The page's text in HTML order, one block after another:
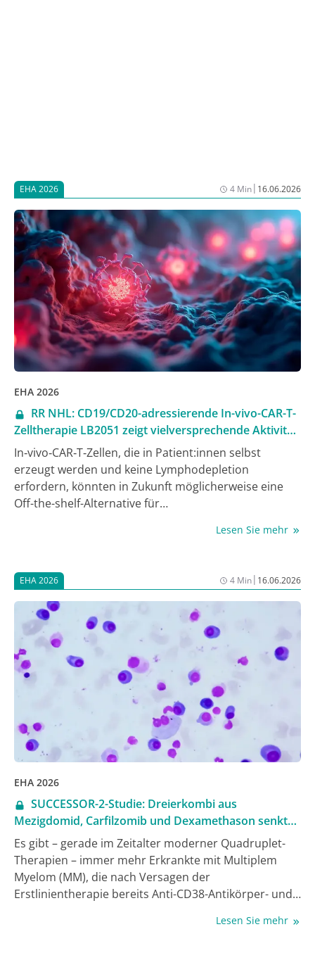
EHA 2026 4 Min| 16.06.2026
EHA 2026
RR NHL: CD19/CD20-adressierende In-vivo-CAR-T-
Zelltherapie LB2051 zeigt vielversprechende Aktivität
bei guter Verträglichkeit
In‑vivo‑CAR‑T‑Zellen, die in Patient:innen selbst
erzeugt werden und keine Lymphodepletion
erfordern, könnten in Zukunft möglicherweise eine
Off-the-shelf-Alternative für
rezidivierten/refraktären Non-Hodgkin-Lymphomen
Daten einer Phase-I-Studie aus China mit einer
First‑in‑Class In-vivo‑CAR-T-Zelltherapie mit dualem
CD19/CD20‑Targeting nahe, die als Late Breaking
Abstract beim Jahreskongress der European
Hematology Association (EHA) 2026 vorgestellt
wurden [1].
Lesen Sie mehr
EHA 2026 4 Min| 16.06.2026
EHA 2026
SUCCESSOR-2-Studie: Dreierkombi aus
Mezigdomid, Carfilzomib und Dexamethason senkt
das Progressionsrisiko beim RRMM
Es gibt – gerade im Zeitalter moderner Quadruplet-
Therapien – immer mehr Erkrankte mit Multiplem
Myelom (MM), die nach Versagen der
Erstlinientherapie bereits Anti-CD38-Antikörper- und
was die Behandlungsoptionen für die Zweitlinie
Lesen Sie mehr